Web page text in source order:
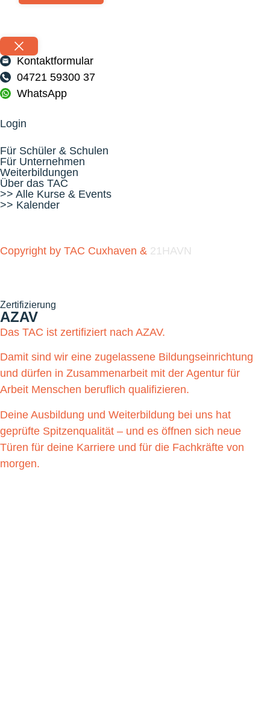
Kontaktformular
04721 59300 37
WhatsApp
Login
Für Schüler & Schulen
Für Unternehmen
Weiterbildungen
Über das TAC
>> Alle Kurse & Events
>> Kalender
Copyright by TAC Cuxhaven & 21HAVN
Zertifizierung
AZAV
Das TAC ist zertifiziert nach AZAV.
Damit sind wir eine zugelassene Bildungseinrichtung
und dürfen in Zusammenarbeit mit der Agentur für
Arbeit Menschen beruflich qualifizieren.
Deine Ausbildung und Weiterbildung bei uns hat
geprüfte Spitzenqualität – und es öffnen sich neue
Türen für deine Karriere und für die Fachkräfte von
morgen.